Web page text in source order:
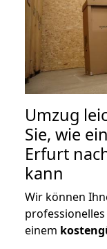
Umzug
Sie, wie
Erfurt
kann
Wir können
einem